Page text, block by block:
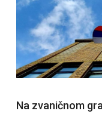
Na zvaničnom